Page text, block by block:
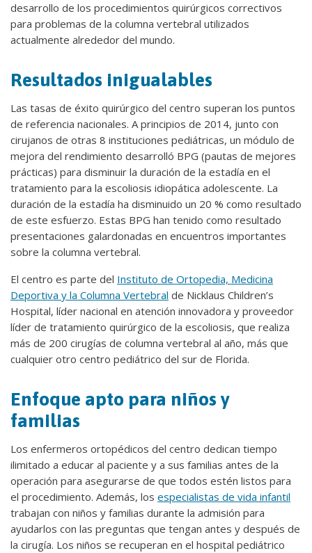
desarrollo de los procedimientos quirúrgicos correctivos
para problemas de la columna vertebral utilizados
actualmente alrededor del mundo.
Resultados inigualables
Las tasas de éxito quirúrgico del centro superan los puntos
de referencia nacionales. A principios de 2014, junto con
cirujanos de otras 8 instituciones pediátricas, un módulo de
mejora del rendimiento desarrolló BPG (pautas de mejores
prácticas) para disminuir la duración de la estadía en el
tratamiento para la escoliosis idiopática adolescente. La
duración de la estadía ha disminuido un 20 % como resultado
de este esfuerzo. Estas BPG han tenido como resultado
presentaciones galardonadas en encuentros importantes
sobre la columna vertebral.
El centro es parte del Instituto de Ortopedia, Medicina
Deportiva y la Columna Vertebral de Nicklaus Children’s
Hospital, líder nacional en atención innovadora y proveedor
líder de tratamiento quirúrgico de la escoliosis, que realiza
más de 200 cirugías de columna vertebral al año, más que
cualquier otro centro pediátrico del sur de Florida.
Enfoque apto para niños y
familias
Los enfermeros ortopédicos del centro dedican tiempo
ilimitado a educar al paciente y a sus familias antes de la
operación para asegurarse de que todos estén listos para
el procedimiento. Además, los especialistas de vida infantil
trabajan con niños y familias durante la admisión para
ayudarlos con las preguntas que tengan antes y después de
la cirugía. Los niños se recuperan en el hospital pediátrico